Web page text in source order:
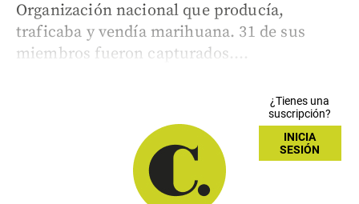
Organización nacional que producía,
traficaba y vendía marihuana. 31 de sus
miembros fueron capturados....
¿Tienes una
suscripción?
INICIA
SESIÓN